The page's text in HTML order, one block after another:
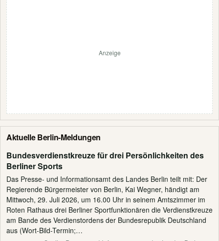
Anzeige
Aktuelle Berlin-Meldungen
Bundesverdienstkreuze für drei Persönlichkeiten des
Berliner Sports
Das Presse- und Informationsamt des Landes Berlin teilt mit: Der
Regierende Bürgermeister von Berlin, Kai Wegner, händigt am
Mittwoch, 29. Juli 2026, um 16.00 Uhr in seinem Amtszimmer im
Roten Rathaus drei Berliner Sportfunktionären die Verdienstkreuze
am Bande des Verdienstordens der Bundesrepublik Deutschland
aus (Wort-Bild-Termin;…